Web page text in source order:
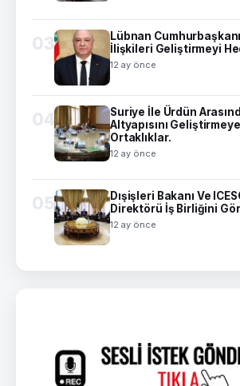
03
Lübnan
İlişkileri Geliştirmeyi
12 ay önce
04
Suriye İle Ürdün
Altyapısını
Ortaklıklar.
12 ay önce
05
Dışişleri Bakanı Ve
Direktörü İş Birliğini
12 ay önce